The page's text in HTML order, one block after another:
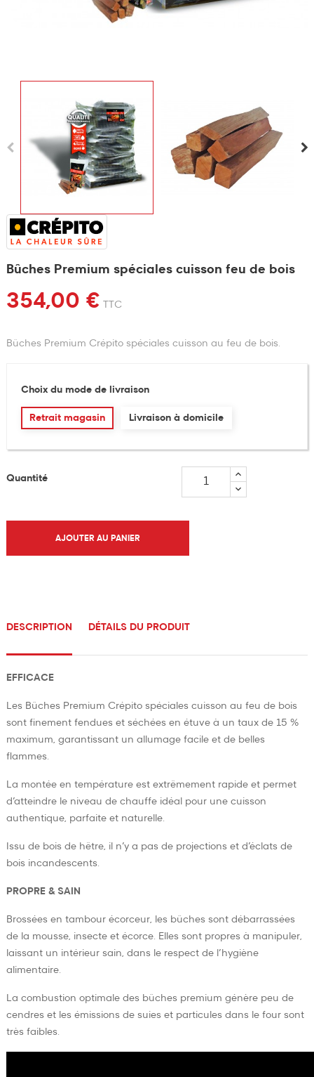
Bûches Premium spéciales cuisson feu de bois
354,00 € TTC
Bûches Premium Crépito spéciales cuisson au feu de bois.
Choix du mode de livraison
Retrait magasin Livraison à domicile
Quantité
AJOUTER AU PANIER
DESCRIPTION DÉTAILS DU PRODUIT
EFFICACE
Les Bûches Premium Crépito spéciales cuisson au feu de bois
sont finement fendues et séchées en étuve à un taux de 15 %
maximum, garantissant un allumage facile et de belles
flammes.
La montée en température est extrêmement rapide et permet
d’atteindre le niveau de chauffe idéal pour une cuisson
authentique, parfaite et naturelle.
Issu de bois de hêtre, il n’y a pas de projections et d’éclats de
bois incandescents.
PROPRE & SAIN
Brossées en tambour écorceur, les bûches sont débarrassées
de la mousse, insecte et écorce. Elles sont propres à manipuler,
laissant un intérieur sain, dans le respect de l’hygiène
alimentaire.
La combustion optimale des bûches premium génère peu de
cendres et les émissions de suies et particules dans le four sont
très faibles.